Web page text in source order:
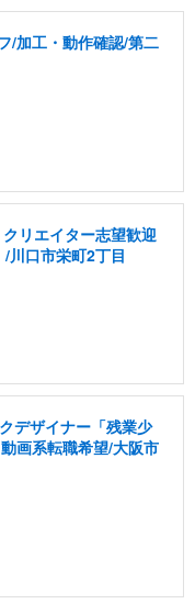
/加工・動作確認/第二
リエイター志望歓迎
/川口市栄町2丁目
デザイナー「残業少
画系転職希望/大阪市